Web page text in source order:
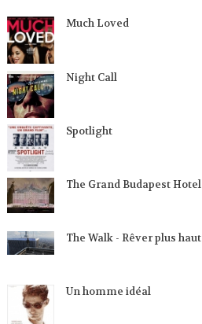
Much Loved
Night Call
Spotlight
The Grand Budapest Hotel
The Walk - Rêver plus haut
Un homme idéal